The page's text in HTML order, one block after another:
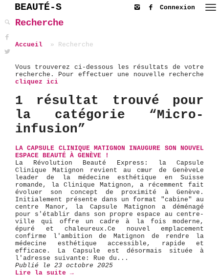
BEAUTÉ-S Connexion
Recherche
Accueil Recherche
Vous trouverez ci-dessous les résultats de votre
recherche. Pour effectuer une nouvelle recherche
cliquez ici
1 résultat trouvé pour
la catégorie “Micro-
infusion”
LA CAPSULE CLINIQUE MATIGNON INAUGURE SON NOUVEL
ESPACE BEAUTÉ À GENÈVE !
La Révolution Beauté Express: la Capsule
Clinique Matignon revient au cœur de Genève ​Le
leader de la médecine esthétique en Suisse
romande, la Clinique Matignon, a récemment fait
évoluer son concept de proximité à Genève.
Initialement présente dans un format "cabine" au
centre Manor, la Capsule Matignon a déménagé
pour s'établir dans son propre espace au centre-
ville qui offre un cadre à la fois moderne,
épuré et chaleureux. ​Ce nouvel emplacement
confirme l'ambition de Matignon de rendre la
médecine esthétique accessible, rapide et
efficace. La Capsule est désormais située à
l'adresse suivante: Rue du...
Publié le 23 octobre 2025
Lire la suite →